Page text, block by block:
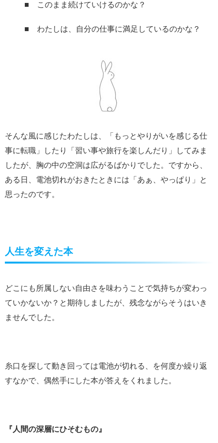
■ このまま続けていけるのかな？
■ わたしは、自分の仕事に満足しているのかな？
そんな風に感じたわたしは、「もっとやりがいを感じる仕
事に転職」したり「習い事や旅行を楽しんだり」してみま
したが、胸の中の空洞は広がるばかりでした。ですから、
ある日、電池切れがおきたときには「あぁ、やっぱり」と
思ったのです。
人生を変えた本
どこにも所属しない自由さを味わうことで気持ちが変わっ
ていかないか？と期待しましたが、残念ながらそうはいき
ませんでした。
糸口を探して動き回っては電池が切れる、を何度か繰り返
すなかで、偶然手にした本が答えをくれました。
『人間の深層にひそむもの』